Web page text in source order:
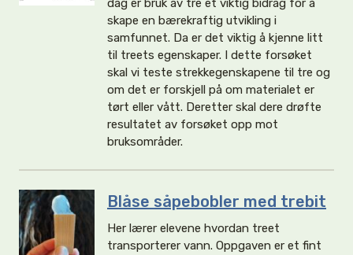
dag er bruk av tre et viktig bidrag for å
skape en bærekraftig utvikling i
samfunnet. Da er det viktig å kjenne litt
til treets egenskaper. I dette forsøket
skal vi teste strekkegenskapene til tre og
om det er forskjell på om materialet er
tørt eller vått. Deretter skal dere drøfte
resultatet av forsøket opp mot
bruksområder.
Blåse såpebobler med trebit
Her lærer elevene hvordan treet
transporterer vann. Oppgaven er et fint